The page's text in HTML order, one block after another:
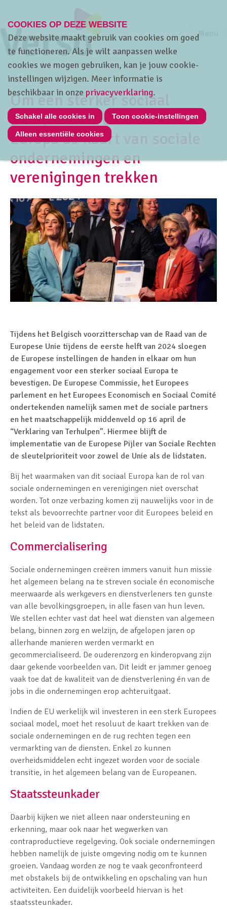
Jump
Menu
Home
Om een sterker sociaal
Europa uit te bouwen moet
Europa de kaart van sociale
ondernemingen en
verenigingen trekken
Tijdens het Belgisch voorzitterschap van de Raad van de
Europese Unie tijdens de eerste helft van 2024 sloegen
de Europese instellingen de handen in elkaar om hun
engagement voor een sterker sociaal Europa te
bevestigen. De Europese Commissie, het Europees
parlement en het Europees Economisch en Sociaal Comité
ondertekenden namelijk samen met de sociale partners
en het maatschappelijk middenveld op 16 april de
“Verklaring van Terhulpen”. Hiermee blijft de
implementatie van de Europese Pijler van Sociale Rechten
de sleutelprioriteit voor zowel de Unie als de lidstaten.
Bij het waarmaken van dit sociaal Europa kan de rol van
sociale ondernemingen en verenigingen niet overschat
worden. Tot onze verbazing komen zij nauwelijks voor in de
tekst als bevoorrechte partner voor dit Europees beleid en
het beleid van de lidstaten.
Commercialisering
Sociale ondernemingen creëren immers vanuit hun missie
het algemeen belang na te streven sociale én economische
meerwaarde als werkgevers en dienstverleners ten gunste
van alle bevolkingsgroepen, in alle fasen van hun leven.
We stellen echter vast dat heel wat diensten van algemeen
belang, binnen zorg en welzijn, de afgelopen jaren op
allerhande manieren werden vermarkt en
gecommercialiseerd. De ouderenzorg en kinderopvang zijn
daar gekende voorbeelden van. Dit leidt er jammer genoeg
vaak toe dat de kwaliteit van de dienstverlening én van de
jobs in die ondernemingen erop achteruitgaat.
Indien de EU werkelijk wil investeren in een sterk Europees
sociaal model, moet het resoluut de kaart trekken van de
sociale ondernemingen en de rug rechten tegen een
vermarkting van de diensten. Enkel zo kunnen
overheidsmiddelen echt ingezet worden voor de sociale
transitie, in het algemeen belang van de Europeanen.
Staatssteunkader
Daarbij kijken we niet alleen naar ondersteuning en
erkenning, maar ook naar het wegwerken van
contraproductieve regelgeving. Ook sociale ondernemingen
hebben namelijk de juiste omgeving nodig om te kunnen
groeien. Vandaag worden ze nog te vaak geconfronteerd
met obstakels bij de ontwikkeling en opschaling van hun
activiteiten. Een duidelijk voorbeeld hiervan is het
staatssteunkader.
COOKIES OP DEZE WEBSITE
Deze website maakt gebruik van cookies om goed
te functioneren. Als je wilt aanpassen welke
cookies we mogen gebruiken, kan je jouw cookie-
instellingen wijzigen. Meer informatie is
beschikbaar in onze privacyverklaring.
Schakel alle cookies in Toon cookie-instellingen
Alleen essentiële cookies